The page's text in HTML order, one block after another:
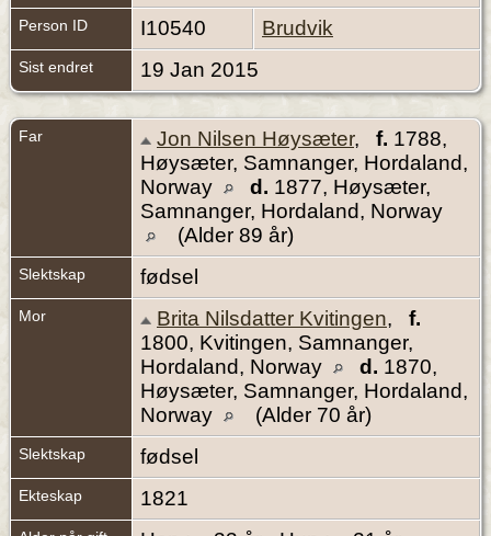
Person ID I10540 Brudvik
Sist endret 19 Jan 2015
Far Jon Nilsen Høysæter, f. 1788,
Høysæter, Samnanger, Hordaland,
Norway
d. 1877, Høysæter,
Samnanger, Hordaland, Norway
(Alder 89 år)
Slektskap fødsel
Mor Brita Nilsdatter Kvitingen, f.
1800, Kvitingen, Samnanger,
Hordaland, Norway
d. 1870,
Høysæter, Samnanger, Hordaland,
Norway
(Alder 70 år)
Slektskap fødsel
Ekteskap 1821